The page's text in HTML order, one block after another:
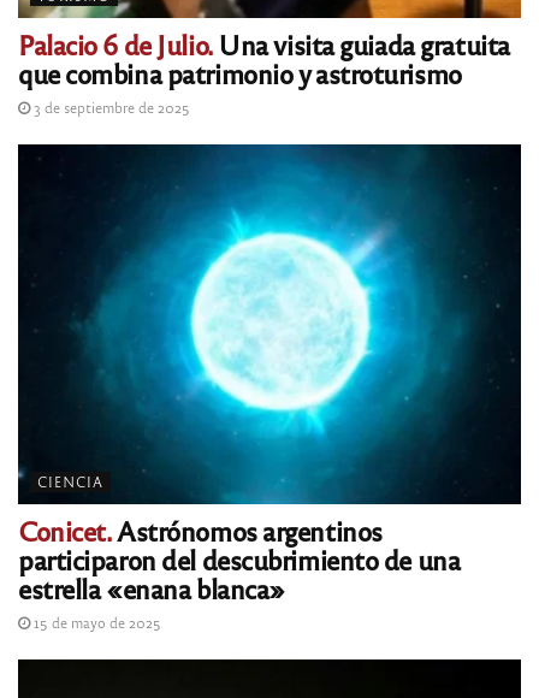
Palacio 6 de Julio.Una visita guiada gratuita
que combina patrimonio y astroturismo
3 de septiembre de 2025
CIENCIA
Conicet.Astrónomos argentinos
participaron del descubrimiento de una
estrella «enana blanca»
15 de mayo de 2025